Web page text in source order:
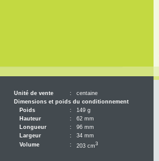
Unité de vente :
centaine
Dimensions et poids du conditionnement
Poids
:
149 g
Hauteur
:
62 mm
Longueur
:
96 mm
Largeur
:
34 mm
Volume
: 203 cm3